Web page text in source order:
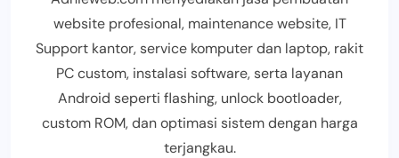
website profesional, maintenance website, IT
Support kantor, service komputer dan laptop, rakit
PC custom, instalasi software, serta layanan
Android seperti flashing, unlock bootloader,
custom ROM, dan optimasi sistem dengan harga
terjangkau.